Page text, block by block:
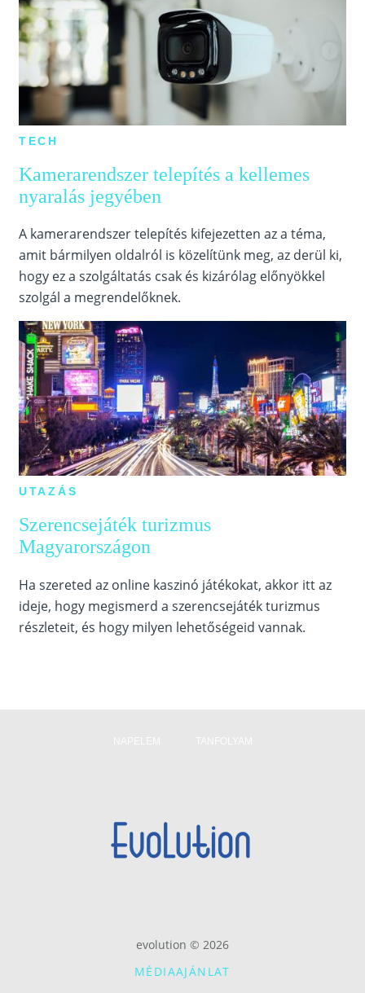
TECH
Kamerarendszer telepítés a kellemes
nyaralás jegyében
A kamerarendszer telepítés kifejezetten az a téma,
amit bármilyen oldalról is közelítünk meg, az derül ki,
hogy ez a szolgáltatás csak és kizárólag előnyökkel
szolgál a megrendelőknek.
UTAZÁS
Szerencsejáték turizmus
Magyarországon
Ha szereted az online kaszinó játékokat, akkor itt az
ideje, hogy megismerd a szerencsejáték turizmus
részleteit, és hogy milyen lehetőségeid vannak.
evolution © 2026
MÉDIAAJÁNLAT